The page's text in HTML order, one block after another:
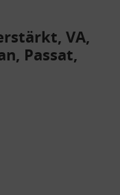
VA,
Passat,